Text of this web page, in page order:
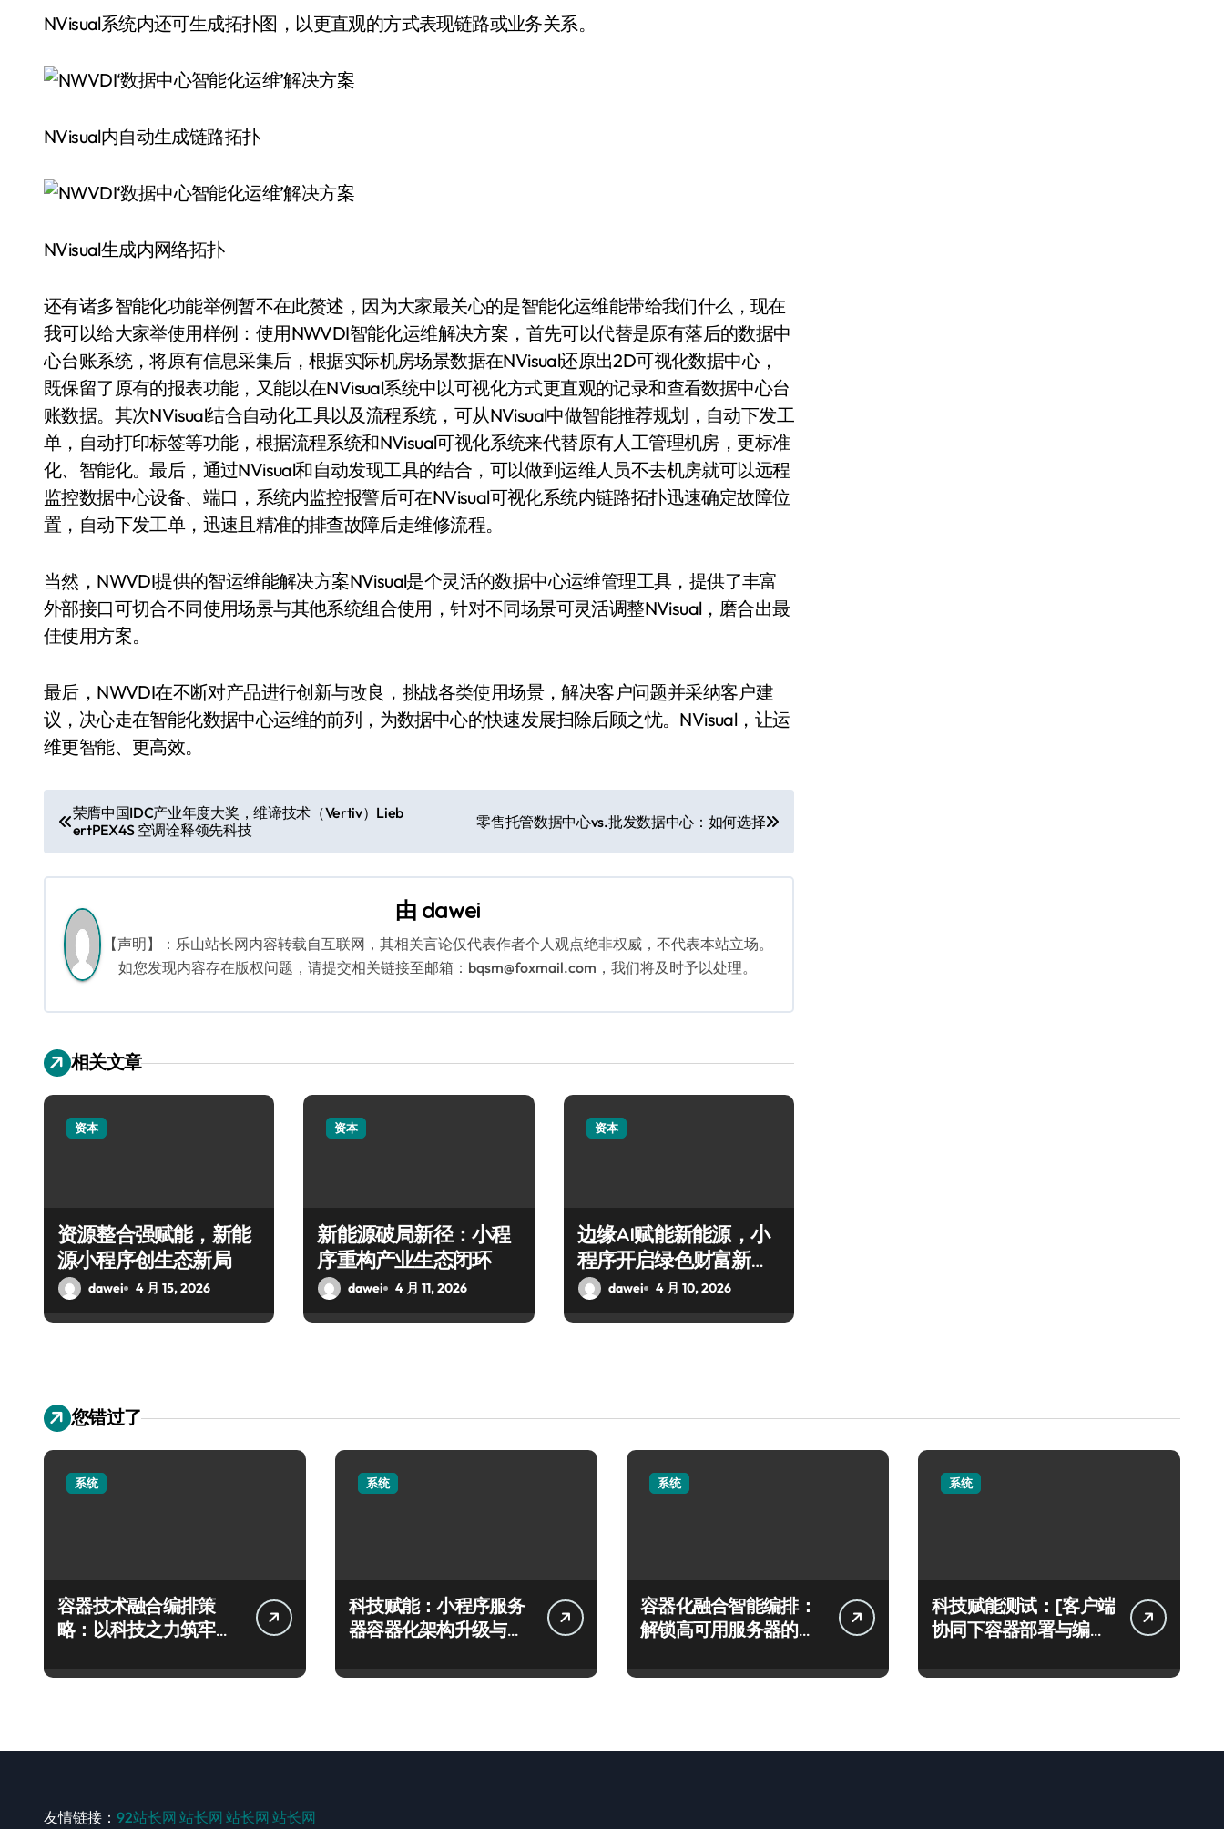
NVisual系统内还可生成拓扑图，以更直观的方式表现链路或业务关系。
NVisual内自动生成链路拓扑
NVisual生成内网络拓扑
还有诸多智能化功能举例暂不在此赘述，因为大家最关心的是智能化运维能带给我们什么，现在
我可以给大家举使用样例：使用NWVDI智能化运维解决方案，首先可以代替是原有落后的数据中
心台账系统，将原有信息采集后，根据实际机房场景数据在NVisual还原出2D可视化数据中心，
既保留了原有的报表功能，又能以在NVisual系统中以可视化方式更直观的记录和查看数据中心台
账数据。其次NVisual结合自动化工具以及流程系统，可从NVisual中做智能推荐规划，自动下发工
单，自动打印标签等功能，根据流程系统和NVisual可视化系统来代替原有人工管理机房，更标准
化、智能化。最后，通过NVisual和自动发现工具的结合，可以做到运维人员不去机房就可以远程
监控数据中心设备、端口，系统内监控报警后可在NVisual可视化系统内链路拓扑迅速确定故障位
置，自动下发工单，迅速且精准的排查故障后走维修流程。
当然，NWVDI提供的智运维能解决方案NVisual是个灵活的数据中心运维管理工具，提供了丰富
外部接口可切合不同使用场景与其他系统组合使用，针对不同场景可灵活调整NVisual，磨合出最
佳使用方案。
最后，NWVDI在不断对产品进行创新与改良，挑战各类使用场景，解决客户问题并采纳客户建
议，决心走在智能化数据中心运维的前列，为数据中心的快速发展扫除后顾之忧。NVisual，让运
维更智能、更高效。
文
章
导
航
荣膺中国IDC产业年度大奖，维谛技术（Vertiv）Lieb
ertPEX4S 空调诠释领先科技
零售托管数据中心vs.批发数据中心：如何选择
由 dawei
【声明】：乐山站长网内容转载自互联网，其相关言论仅代表作者个人观点绝非权威，不代表本站立场。
如您发现内容存在版权问题，请提交相关链接至邮箱：bqsm@foxmail.com，我们将及时予以处理。
相关文章
资本
资源整合强赋能，新能
源小程序创生态新局
dawei 4 月 15, 2026
资本
新能源破局新径：小程
序重构产业生态闭环
dawei 4 月 11, 2026
资本
边缘AI赋能新能源，小
程序开启绿色财富新风
口
dawei 4 月 10, 2026
您错过了
系统
容器技术融合编排策
略：以科技之力筑牢运
系统
科技赋能：小程序服务
器容器化架构升级与智
系统
容器化融合智能编排：
解锁高可用服务器的科
系统
科技赋能测试：[客户端
协同下容器部署与编排
友情链接： 92站长网 站长网 站长网 站长网